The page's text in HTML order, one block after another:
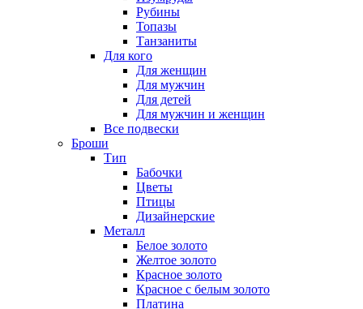
Рубины
Топазы
Танзаниты
Для кого
Для женщин
Для мужчин
Для детей
Для мужчин и женщин
Все подвески
Броши
Тип
Бабочки
Цветы
Птицы
Дизайнерские
Металл
Белое золото
Желтое золото
Красное золото
Красное с белым золото
Платина